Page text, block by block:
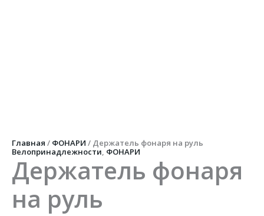
Главная / ФОНАРИ / Держатель фонаря на руль
Велопринадлежности, ФОНАРИ
Держатель фонаря
на руль